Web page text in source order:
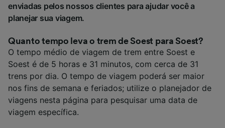
enviadas pelos nossos clientes para ajudar você a
planejar sua viagem.
Quanto tempo leva o trem de Soest para Soest?
O tempo médio de viagem de trem entre Soest e
Soest é de 5 horas e 31 minutos, com cerca de 31
trens por dia. O tempo de viagem poderá ser maior
nos fins de semana e feriados; utilize o planejador de
viagens nesta página para pesquisar uma data de
viagem específica.